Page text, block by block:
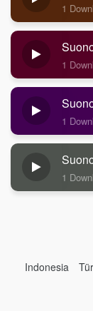
1
1
1
1
Indonesia